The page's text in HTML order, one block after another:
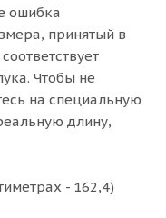
ошибка
принятый в
Чтобы не
на специальную
длину,
- 162,4)